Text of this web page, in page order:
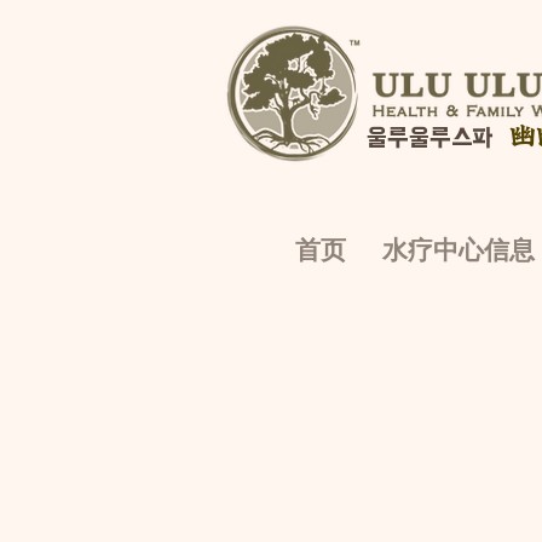
울루울루스파 幽
首页 水疗中心信息